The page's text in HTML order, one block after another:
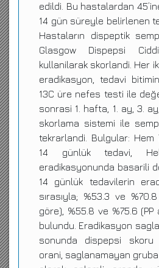
edildi. Bu hastalardan
14 gün süreyle belirlenen
Hastaların dispeptik
Glasgow Dispepsi
kullanilarak skorlandi. Her
eradikasyon, tedavi
13C üre nefes testi ile
sonrasi 1. hafta, 1. ay, 3.
skorlama sistemi ile
tekrarlandi. Bulgular:
14 günlük tedavi,
eradikasyonunda basarili
14 günlük tedavilerin
sırasıyla; %53.3 ve
göre), %55.8 ve %75.6
bulundu. Eradikasyon
sonunda dispepsi
orani, saglanamayan